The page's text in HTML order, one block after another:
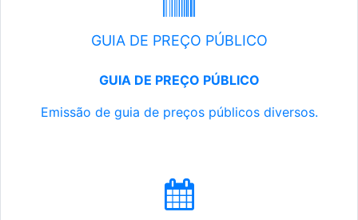
GUIA DE PREÇO PÚBLICO
GUIA DE PREÇO PÚBLICO
Emissão de guia de preços públicos diversos.